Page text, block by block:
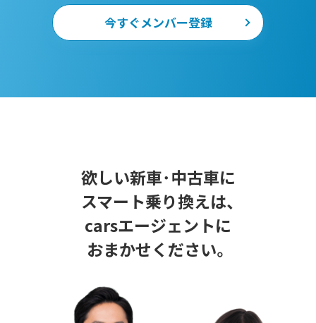
今すぐメンバー登録
欲しい新車･中古車に
スマート乗り換えは、
carsエージェントに
おまかせください。